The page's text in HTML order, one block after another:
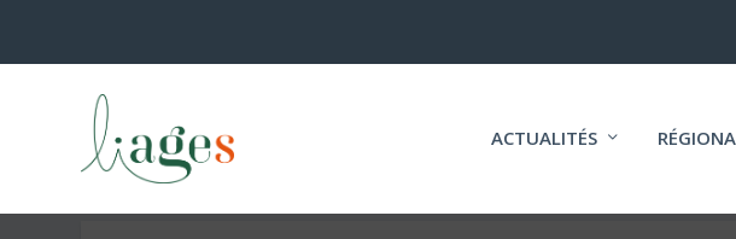
ACTUALITÉS